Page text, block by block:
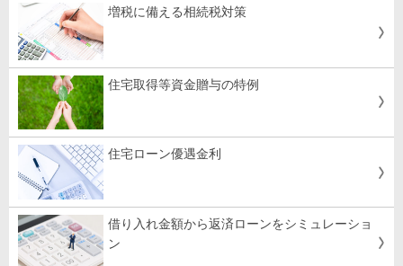
増税に備える相続税対策
住宅取得等資金贈与の特例
住宅ローン優遇金利
借り入れ金額から返済ローンをシミュレーショ
ン